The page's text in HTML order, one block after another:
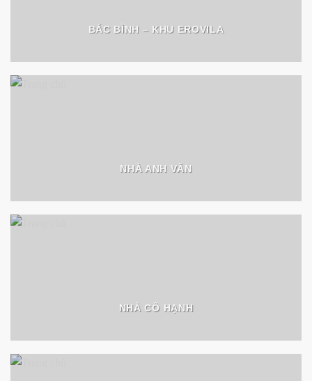
BÁC BÌNH – KHU EROVILA
NHÀ ANH VĂN
NHÀ CÔ HẠNH